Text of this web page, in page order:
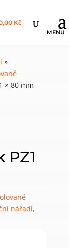
Kč
»
× 80 mm
PZ1
nářadí,